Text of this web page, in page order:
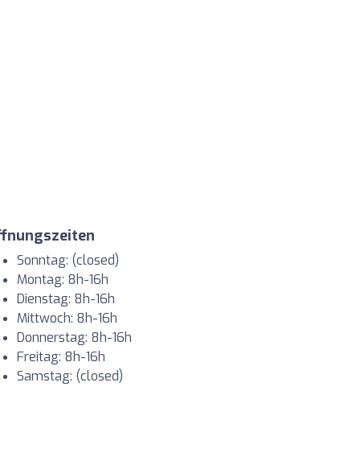
Sonntag: (closed)
Montag: 8h-16h
Dienstag: 8h-16h
Mittwoch: 8h-16h
Donnerstag: 8h-16h
Freitag: 8h-16h
Samstag: (closed)